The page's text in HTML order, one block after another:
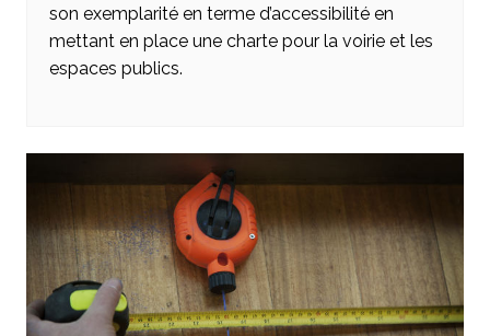
son exemplarité en terme d’accessibilité en
mettant en place une charte pour la voirie et les
espaces publics.